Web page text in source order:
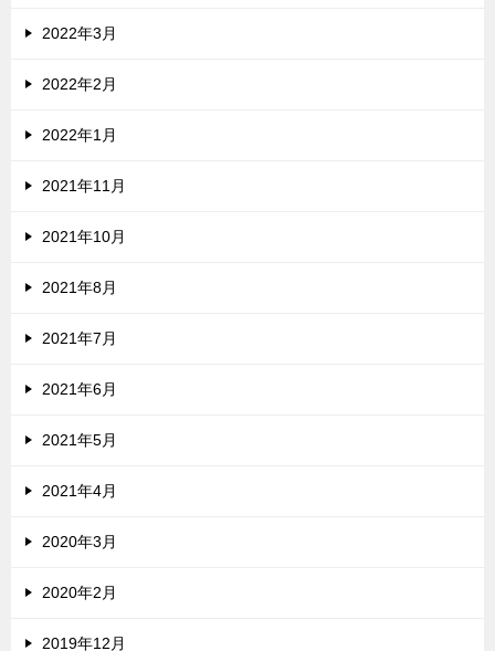
2022年3月
2022年2月
2022年1月
2021年11月
2021年10月
2021年8月
2021年7月
2021年6月
2021年5月
2021年4月
2020年3月
2020年2月
2019年12月